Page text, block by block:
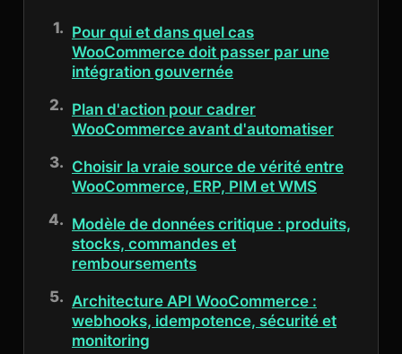
Pour qui et dans quel cas
WooCommerce doit passer par une
intégration gouvernée
Plan d'action pour cadrer
WooCommerce avant d'automatiser
Choisir la vraie source de vérité entre
WooCommerce, ERP, PIM et WMS
Modèle de données critique : produits,
stocks, commandes et
remboursements
Architecture API WooCommerce :
webhooks, idempotence, sécurité et
monitoring